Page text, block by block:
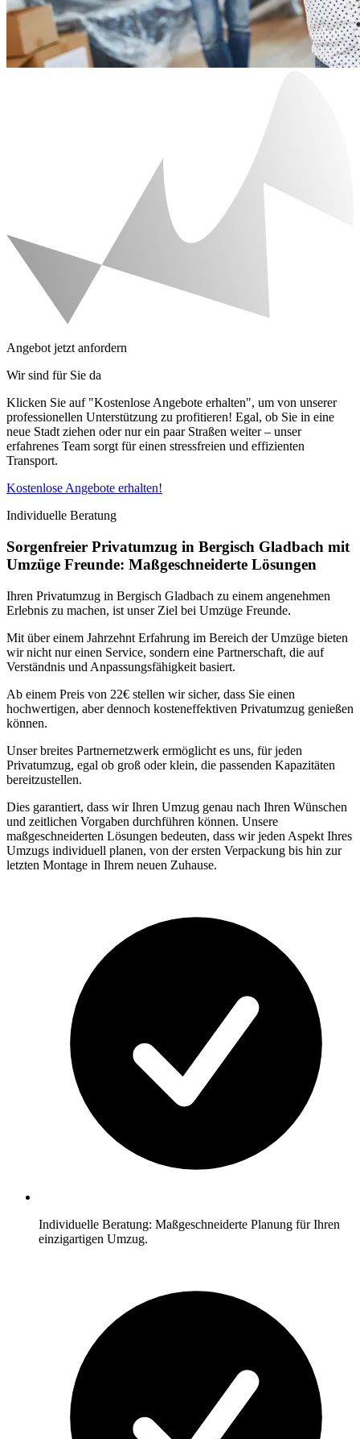
Angebot jetzt anfordern
Wir sind für Sie da
Klicken Sie auf "Kostenlose Angebote erhalten", um von unserer
professionellen Unterstützung zu profitieren! Egal, ob Sie in eine
neue Stadt ziehen oder nur ein paar Straßen weiter – unser
erfahrenes Team sorgt für einen stressfreien und effizienten
Transport.
Kostenlose Angebote erhalten!
Individuelle Beratung
Sorgenfreier Privatumzug in Bergisch Gladbach mit
Umzüge Freunde: Maßgeschneiderte Lösungen
Ihren Privatumzug in Bergisch Gladbach zu einem angenehmen
Erlebnis zu machen, ist unser Ziel bei Umzüge Freunde.
Mit über einem Jahrzehnt Erfahrung im Bereich der Umzüge bieten
wir nicht nur einen Service, sondern eine Partnerschaft, die auf
Verständnis und Anpassungsfähigkeit basiert.
Ab einem Preis von 22€ stellen wir sicher, dass Sie einen
hochwertigen, aber dennoch kosteneffektiven Privatumzug genießen
können.
Unser breites Partnernetzwerk ermöglicht es uns, für jeden
Privatumzug, egal ob groß oder klein, die passenden Kapazitäten
bereitzustellen.
Dies garantiert, dass wir Ihren Umzug genau nach Ihren Wünschen
und zeitlichen Vorgaben durchführen können. Unsere
maßgeschneiderten Lösungen bedeuten, dass wir jeden Aspekt Ihres
Umzugs individuell planen, von der ersten Verpackung bis hin zur
letzten Montage in Ihrem neuen Zuhause.
Individuelle Beratung: Maßgeschneiderte Planung für Ihren
einzigartigen Umzug.